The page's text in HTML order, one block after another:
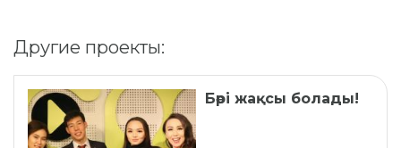
Другие проекты:
Бәрі жақсы болады!